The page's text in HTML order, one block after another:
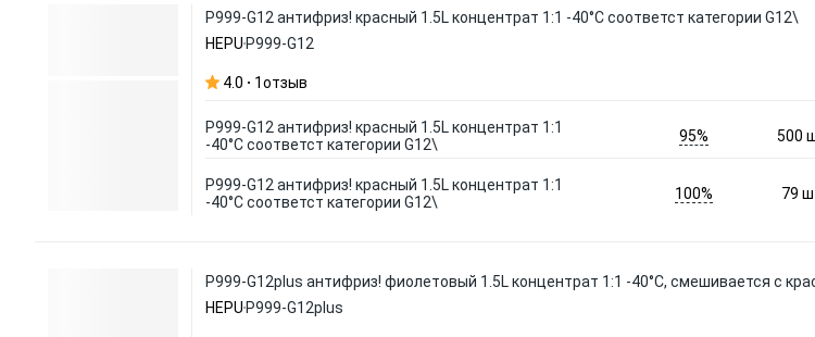
P999-G12 антифриз! красный 1.5L концентрат 1:1 -40°C соответст категории G12\
HEPU P999-G12
4.0 1отзыв
P999-G12 антифриз! красный 1.5L концентрат 1:1
-40°C соответст категории G12\
95% 500
P999-G12 антифриз! красный 1.5L концентрат 1:1
-40°C соответст категории G12\
100% 79
P999-G12plus антифриз! фиолетовый 1.5L концентрат 1:1 -40°C, смешивается с
HEPU P999-G12plus